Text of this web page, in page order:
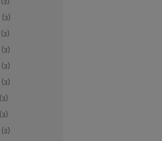
3
3
3
3
3
3
3
3
3